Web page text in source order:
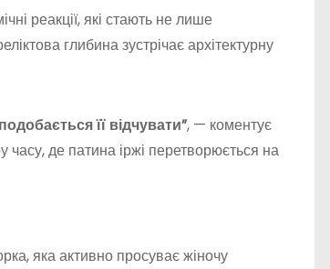
реакції, які стають не лише
глибина зустрічає архітектурну
її відчувати”, — коментує
де патина іржі перетворюється на
яка активно просуває жіночу